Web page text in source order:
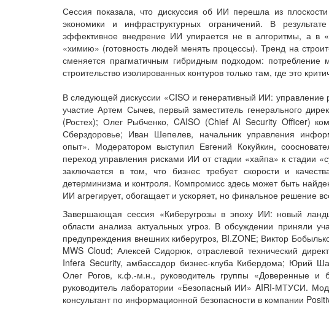
Сессия показала, что дискуссия об ИИ перешла из
экономики и инфраструктурных ограничений. В
эффективное внедрение ИИ упирается не в алгоритмы, а в
«химию» (готовность людей менять процессы). Тренд на
сменяется прагматичным гибридным подходом: потребление
строительство изолированных контуров только там, где это
В следующей дискуссии «CISO и генеративный ИИ: управление
участие Артем Сычев, первый заместитель генерального
(Ростех); Олег Рыбченко, CAISO (Chief AI Security Officer)
Сберздоровье; Иван Шепелев, начальник управления
опыт». Модератором выступил Евгений Кокуйкин,
переход управления рисками ИИ от стадии «хайпа» к стадии
заключается в том, что бизнес требует скорости и
детерминизма и контроля. Компромисс здесь может быть
ИИ агрегирует, обогащает и ускоряет, но финальное решение
Завершающая сессия «Киберугрозы в эпоху ИИ: новый
области анализа актуальных угроз. В обсуждении приняли
предупреждения внешних киберугроз, BI.ZONE; Виктор
MWS Cloud; Алексей Сидорюк, отраслевой технический
Infera Security, амбассадор бизнес-клуба Кибердома; Юрий
Олег Рогов, к.ф.-м.н., руководитель группы «Доверенные и
руководитель лаборатории «Безопасный ИИ» AIRI-МТУСИ.
консультант по информационной безопасности в компании